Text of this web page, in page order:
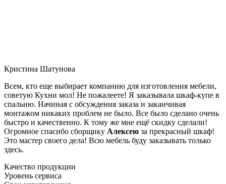
Кристина Шатунова
Всем, кто еще выбирает компанию для изготовления мебели,
советую Кухни мол! Не пожалеете! Я заказывала шкаф-купе в
спальню. Начиная с обсуждения заказа и заканчивая
монтажом никаких проблем не было. Все было сделано очень
быстро и качественно. К тому же мне ещё скидку сделали!
Огромное спасибо сборщику Алексею за прекрасный шкаф!
Это мастер своего дела! Всю мебель буду заказывать только
здесь.
Качество продукции
Уровень сервиса